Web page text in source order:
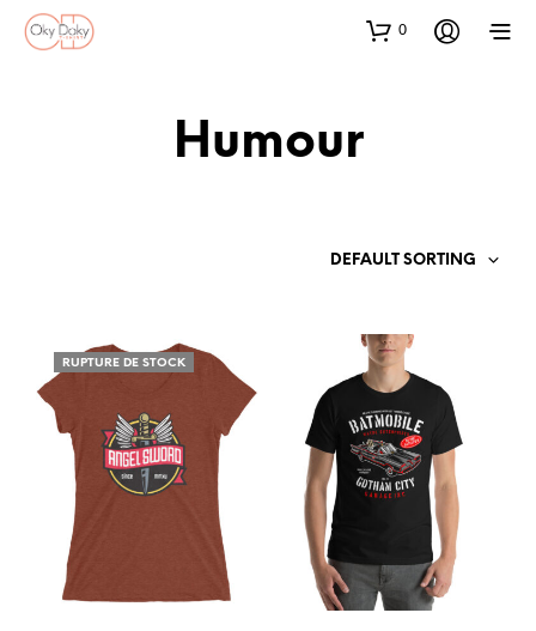
0
Humour
DEFAULT SORTING
RUPTURE DE STOCK